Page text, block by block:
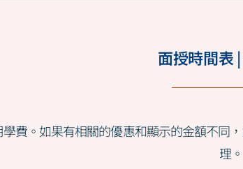
面授時間表
費。如果有相關的優惠和顯示的金額不
理。